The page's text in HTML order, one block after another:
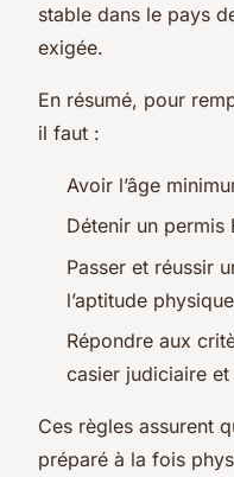
stable dans le pays
exigée.
En résumé, pour
il faut :
Avoir l’âge
Détenir un permis
Passer et réussir
l’aptitude physique
Répondre aux
casier judiciaire
Ces règles assurent
préparé à la fois